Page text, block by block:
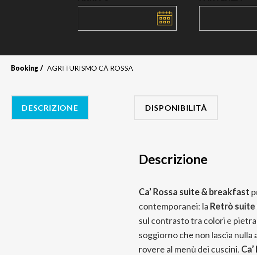
Booking AGRITURISMO CÀ ROSSA
DESCRIZIONE DISPONIBILITÀ
Descrizione
Ca’ Rossa suite & breakfast
contemporanei: la Retrò suite
sul contrasto tra colori e
soggiorno che non lascia
rovere al menù dei cuscini.